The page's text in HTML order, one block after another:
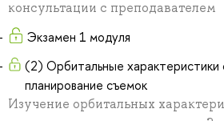
консультации с преподавателем
Экзамен 1 модуля
(2) Орбитальные характеристики
планирование съемок
Изучение орбитальных